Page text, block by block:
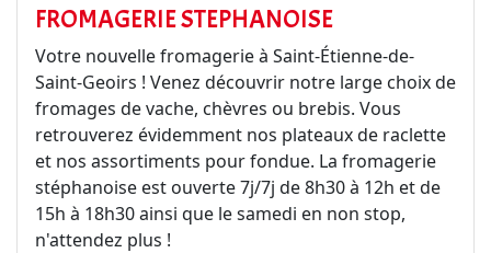
FROMAGERIE STEPHANOISE
Votre nouvelle fromagerie à Saint-Étienne-de-
Saint-Geoirs ! Venez découvrir notre large choix de
fromages de vache, chèvres ou brebis. Vous
retrouverez évidemment nos plateaux de raclette
et nos assortiments pour fondue. La fromagerie
stéphanoise est ouverte 7j/7j de 8h30 à 12h et de
15h à 18h30 ainsi que le samedi en non stop,
n'attendez plus !